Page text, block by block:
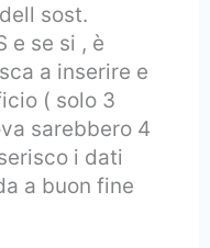
sost.
e se si , è
a inserire e
( solo 3
sarebbero 4
i dati
a buon fine